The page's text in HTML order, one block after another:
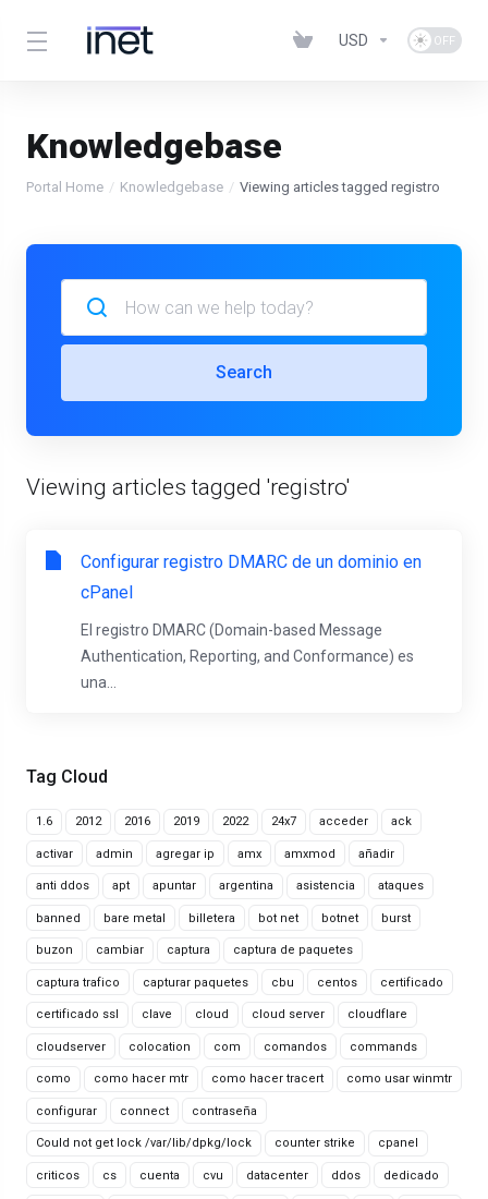
USD
Knowledgebase
Portal Home Knowledgebase Viewing articles tagged registro
Tag Cloud
1.6 2012 2016 2019 2022 24x7 acceder ack
activar admin agregar ip amx amxmod añadir
anti ddos apt apuntar argentina asistencia ataques
banned bare metal billetera bot net botnet burst
buzon cambiar captura captura de paquetes
captura trafico capturar paquetes cbu centos certificado
certificado ssl clave cloud cloud server cloudflare
cloudserver colocation com comandos commands
como como hacer mtr como hacer tracert como usar winmtr
configurar connect contraseña
Could not get lock /var/lib/dpkg/lock counter strike cpanel
criticos cs cuenta cvu datacenter ddos dedicado
Search
Viewing articles tagged 'registro'
Configurar registro DMARC de un dominio en
cPanel
El registro DMARC (Domain-based Message
Authentication, Reporting, and Conformance) es
una...